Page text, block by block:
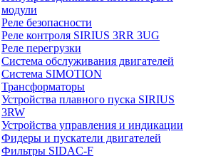
модули
Реле безопасности
Реле контроля SIRIUS 3RR 3UG
Реле перегрузки
Сиcтема обслуживания двигателей
Система SIMOTION
Трансформаторы
Устройства плавного пуска SIRIUS
3RW
Устройства управления и индикации
Фидеры и пускатели двигателей
Фильтры SIDAC-F